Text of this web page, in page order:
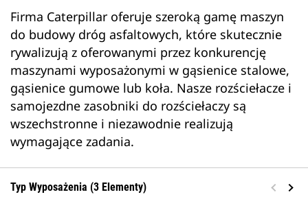
Firma Caterpillar oferuje szeroką gamę maszyn
do budowy dróg asfaltowych, które skutecznie
rywalizują z oferowanymi przez konkurencję
maszynami wyposażonymi w gąsienice stalowe,
gąsienice gumowe lub koła. Nasze rozściełacze i
samojezdne zasobniki do rozściełaczy są
wszechstronne i niezawodnie realizują
wymagające zadania.
Typ Wyposażenia (3 Elementy)